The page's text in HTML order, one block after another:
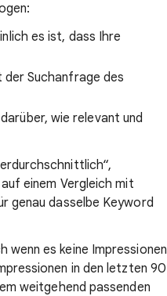
es ist, dass Ihre
der Suchanfrage des
wie relevant und
einem Vergleich mit
genau dasselbe Keyword
wenn es keine Impressionen
in den letzten 90
weitgehend passenden